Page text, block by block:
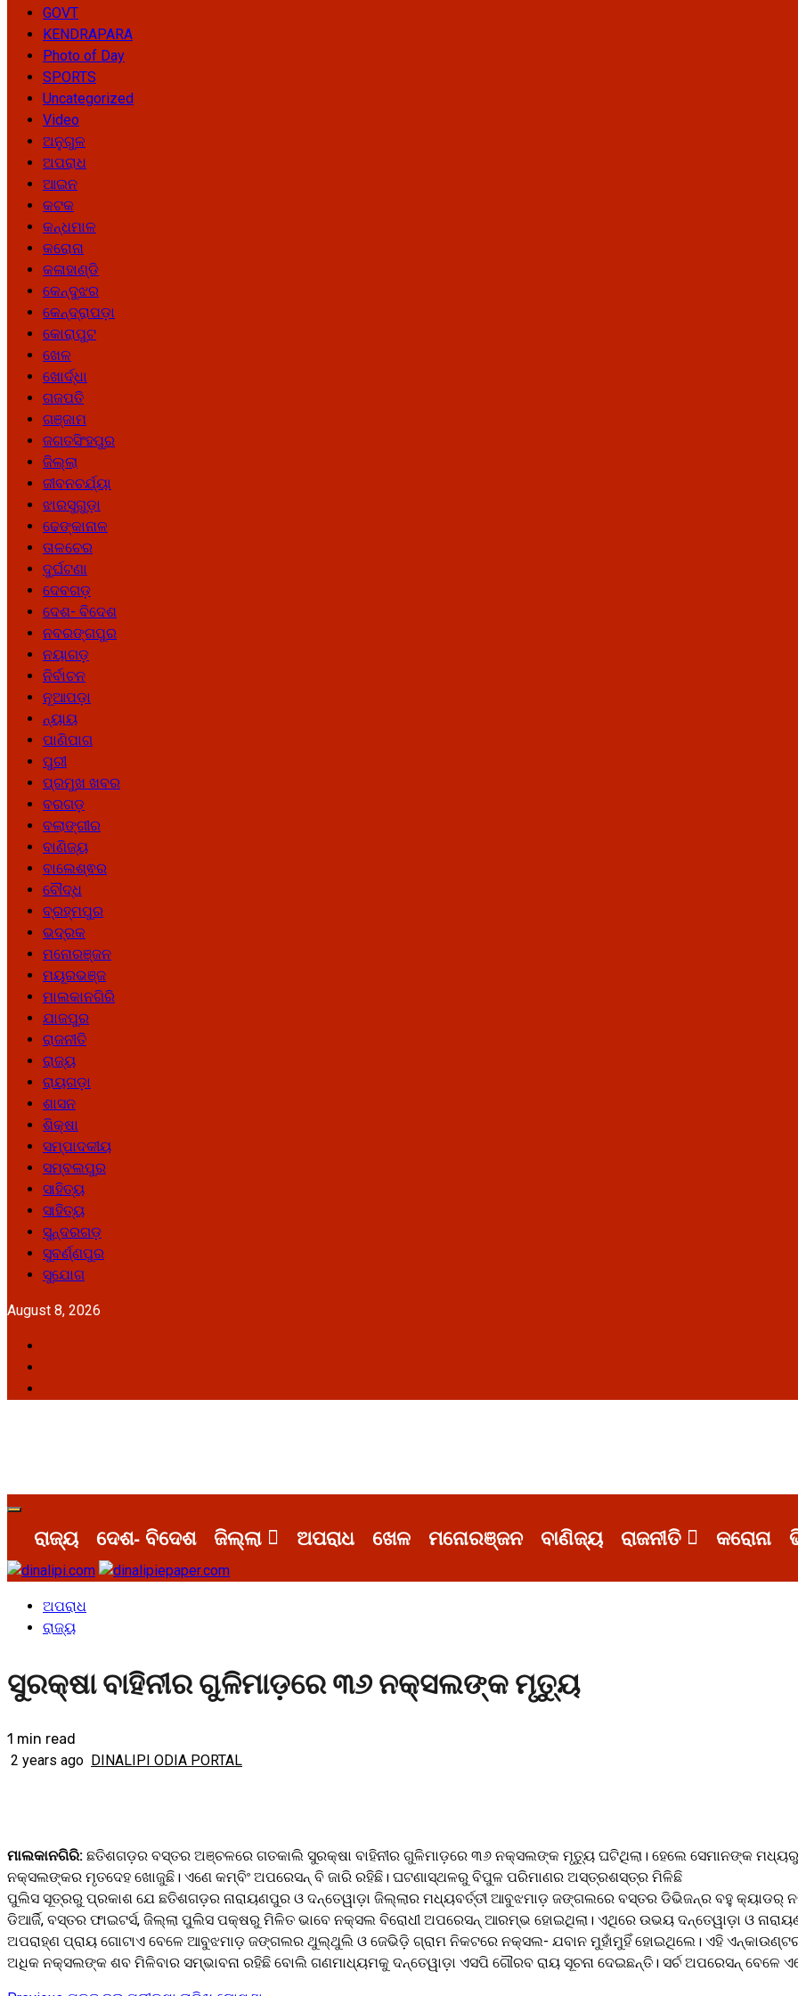
GOVT
KENDRAPARA
Photo of Day
SPORTS
Uncategorized
Video
ଅନୁଗୁଳ
ଅପରାଧ
ଆଇନ
କଟକ
କନ୍ଧମାଳ
କରୋନା
କଳାହାଣ୍ଡି
କେନ୍ଦୁଝର
କେନ୍ଦ୍ରାପଡ଼ା
କୋରାପୁଟ
ଖେଳ
ଖୋର୍ଦ୍ଧା
ଗଜପତି
ଗଞ୍ଜାମ
ଜଗତସିଂହପୁର
ଜିଲ୍ଲା
ଜୀବନଚର୍ଯ୍ୟା
ଝାରସୁଗୁଡ଼ା
ଢେଙ୍କାନାଳ
ତାଳଚେର
ଦୁର୍ଘଟଣା
ଦେବଗଡ଼
ଦେଶ- ବିଦେଶ
ନବରଙ୍ଗପୁର
ନୟାଗଡ଼
ନିର୍ବାଚନ
ନୂଆପଡ଼ା
ନ୍ୟାୟ
ପାଣିପାଗ
ପୁରୀ
ପ୍ରମୁଖ ଖବର
ବରଗଡ଼
ବଲାଙ୍ଗୀର
ବାଣିଜ୍ୟ
ବାଲେଶ୍ଵର
ବୌଦ୍ଧ
ବ୍ରହ୍ମପୁର
ଭଦ୍ରକ
ମନୋରଞ୍ଜନ
ମୟୂରଭଞ୍ଜ
ମାଲକାନଗିରି
ଯାଜପୁର
ରାଜନୀତି
ରାଜ୍ୟ
ରାୟଗଡ଼ା
ଶାସନ
ଶିକ୍ଷା
ସମ୍ପାଦକୀୟ
ସମ୍ବଲପୁର
ସାହିତ୍ୟ
ସାହିତ୍ୟ
ସୁନ୍ଦରଗଡ଼
ସୁବର୍ଣ୍ଣପୁର
ସୁଯୋଗ
August 8, 2026
Primary
Menuରାଜ୍ୟ ଦେଶ- ବିଦେଶ ଜିଲ୍ଲା ଅପରାଧ ଖେଳ ମନୋରଞ୍ଜନ ବାଣିଜ୍ୟ ରାଜନୀତି କରୋନା
ଅପରାଧ
ରାଜ୍ୟ
ସୁରକ୍ଷା ବାହିନୀର ଗୁଳିମାଡ଼ରେ ୩୬ ନକ୍ସଲଙ୍କ ମୃତ୍ୟୁ
1 min read
2 years ago DINALIPI ODIA PORTAL
ମାଲକାନଗିରି: ଛତିଶଗଡ଼ର ବସ୍ତର ଅଞ୍ଚଳରେ ଗତକାଲି ସୁରକ୍ଷା ବାହିନୀର ଗୁଳିମାଡ଼ରେ ୩୬ ନକ୍ସଲଙ୍କ ମୃତ୍ୟୁ ଘଟିଥିଲା। ହେଲେ ସେମାନଙ୍କ ମଧ୍ୟରୁ
ନକ୍ସଲଙ୍କର ମୃତଦେହ ଖୋଜୁଛି। ଏଣେ କମ୍ବିଂ ଅପରେସନ୍ ବି ଜାରି ରହିଛି। ଘଟଣାସ୍ଥଳରୁ ବିପୁଳ ପରିମାଣର ଅସ୍ତ୍ରଶସ୍ତ୍ର ମିଳିଛି
ପୁଲିସ ସୂତ୍ରରୁ ପ୍ରକାଶ ଯେ ଛତିଶଗଡ଼ର ନାରାୟଣପୁର ଓ ଦନ୍ତେୱାଡ଼ା ଜିଲ୍ଲାର ମଧ୍ୟବର୍ତ୍ତୀ ଆବୁଝମାଡ଼ ଜଙ୍ଗଲରେ ବସ୍ତର ଡିଭିଜନ୍ର ବହୁ କ୍ୟାଡର୍
ଡିଆର୍ଜି, ବସ୍ତର ଫାଇଟର୍ସ, ଜିଲ୍ଲା ପୁଲିସ ପକ୍ଷରୁ ମିଳିତ ଭାବେ ନକ୍ସଲ ବିରୋଧୀ ଅପରେସନ୍ ଆରମ୍ଭ ହୋଇଥିଲା। ଏଥିରେ ଉଭୟ ଦନ୍ତେୱାଡ଼ା ଓ
ଅପରାହ୍ଣ ପ୍ରାୟ ଗୋଟାଏ ବେଳେ ଆବୁଝମାଡ଼ ଜଙ୍ଗଲର ଥୁଲ୍ଥୁଲି ଓ ଜେଭିଡ଼ି ଗ୍ରାମ ନିକଟରେ ନକ୍ସଲ- ଯବାନ ମୁହାଁମୁହିଁ ହୋଇଥିଲେ। ଏହି
ଅଧିକ ନକ୍ସଲଙ୍କ ଶବ ମିଳିବାର ସମ୍ଭାବନା ରହିଛି ବୋଲି ଗଣମାଧ୍ୟମକୁ ଦନ୍ତେୱାଡ଼ା ଏସପି ଗୌରବ ରାୟ ସୂଚନା ଦେଇଛନ୍ତି। ସର୍ଚ ଅପରେସନ୍